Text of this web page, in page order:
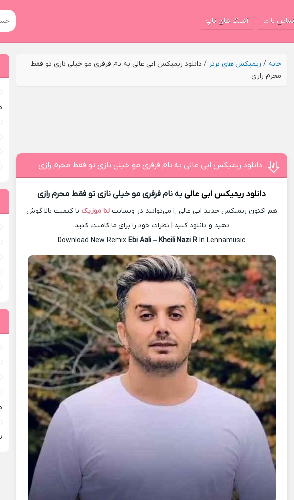
تماس با ما آهنگ های تاپ
خانه / ریمیکس های برتر / دانلود ریمیکس ابی عالی به نام فرفری مو خیلی نازی تو فقط
محرم رازی
دانلود ریمیکس ابی عالی به نام فرفری مو خیلی نازی تو فقط محرم رازی
دانلود ریمیکس ابی عالیبه نام فرفری مو خیلی نازی تو فقط محرم رازی
هم اکنون ریمیکس جدید ابی عالی را می‌توانید در وبسایتلنا موزیک با کیفیت بالا گوش
دهید و دانلود کنید | نظرات خود را برای ما کامنت کنید.
Download New RemixEbi Aali –Kheili Nazi R In Lennamusic